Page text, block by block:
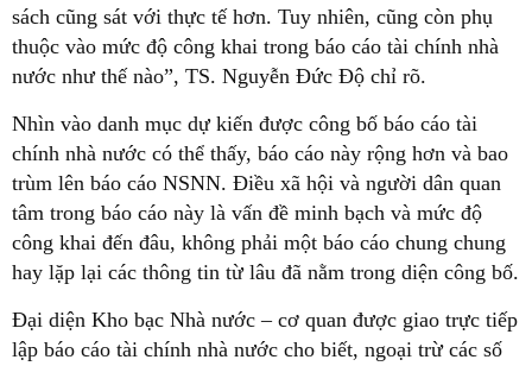
sách cũng sát với thực tế hơn. Tuy nhiên, cũng còn phụ
thuộc vào mức độ công khai trong báo cáo tài chính nhà
nước như thế nào”, TS. Nguyễn Đức Độ chỉ rõ.
Nhìn vào danh mục dự kiến được công bố báo cáo tài
chính nhà nước có thể thấy, báo cáo này rộng hơn và bao
trùm lên báo cáo NSNN. Điều xã hội và người dân quan
tâm trong báo cáo này là vấn đề minh bạch và mức độ
công khai đến đâu, không phải một báo cáo chung chung
hay lặp lại các thông tin từ lâu đã nằm trong diện công bố.
Đại diện Kho bạc Nhà nước – cơ quan được giao trực tiếp
lập báo cáo tài chính nhà nước cho biết, ngoại trừ các số